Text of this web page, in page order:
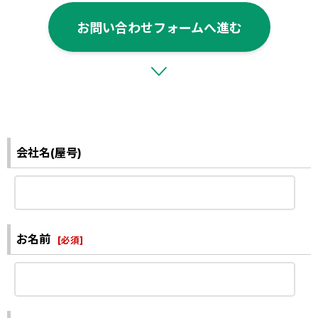
お問い合わせフォームへ進む
会社名(屋号)
お名前 [必須]